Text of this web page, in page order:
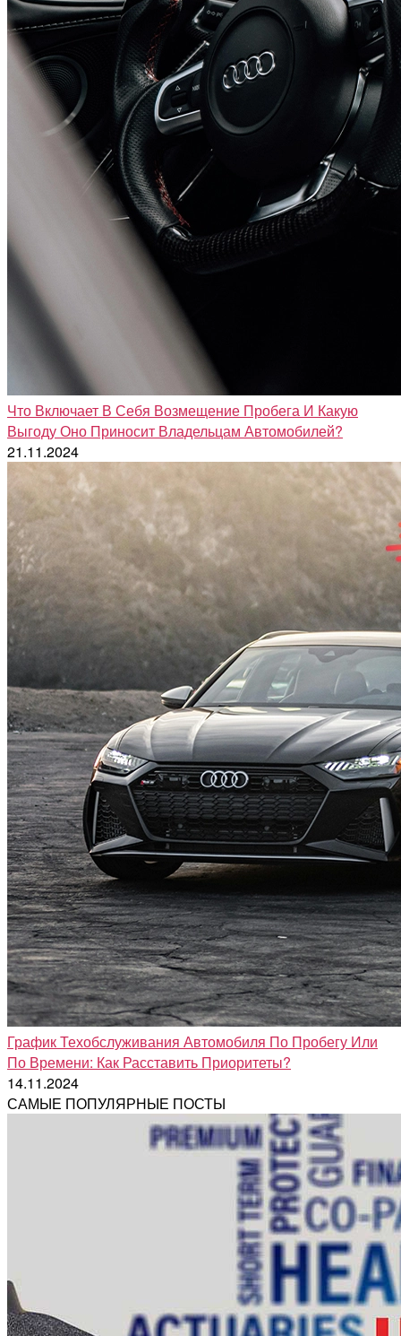
Что Включает В Себя Возмещение Пробега И Какую
Выгоду Оно Приносит Владельцам Автомобилей?
21.11.2024
График Техобслуживания Автомобиля По Пробегу Или
По Времени: Как Расставить Приоритеты?
14.11.2024
САМЫЕ ПОПУЛЯРНЫЕ ПОСТЫ